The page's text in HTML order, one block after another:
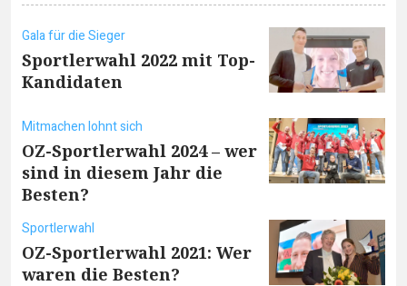
Gala für die Sieger
Sportlerwahl 2022 mit Top-
Kandidaten
Mitmachen lohnt sich
OZ-Sportlerwahl 2024 – wer
sind in diesem Jahr die
Besten?
Sportlerwahl
OZ-Sportlerwahl 2021: Wer
waren die Besten?